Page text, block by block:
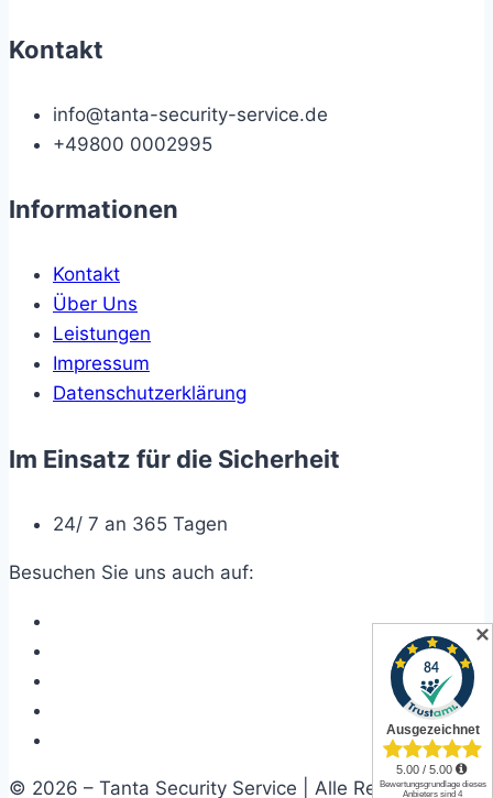
Kontakt
info@tanta-security-service.de
+49800 0002995
Informationen
Kontakt
Über Uns
Leistungen
Impressum
Datenschutzerklärung
Im Einsatz für die Sicherheit
24/ 7 an 365 Tagen
Besuchen Sie uns auch auf:
© 2026 – Tanta Security Service | Alle Rechte
✕